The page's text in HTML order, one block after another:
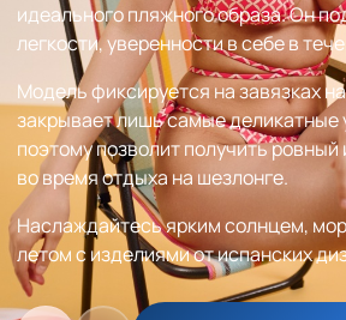
идеального пляжного образа. Он
легкости, уверенности в себе в
Модель фиксируется на завязках
закрывает лишь самые деликатные
поэтому позволит получить ровный
во время отдыха на шезлонге.
Наслаждайтесь ярким солнцем,
летом с изделиями от испанских